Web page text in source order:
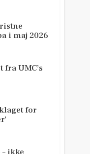
i maj 2026
UMC’s
for